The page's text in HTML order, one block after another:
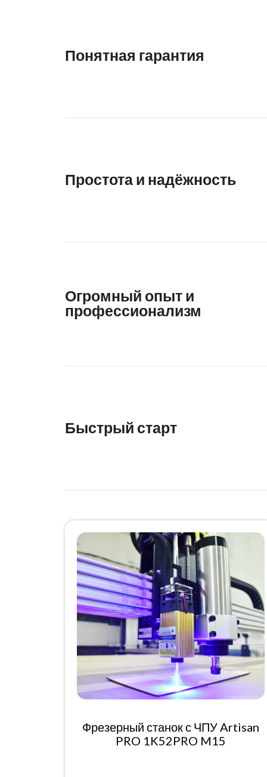
Понятная гарантия
Простота и надёжность
Огромный опыт и
профессионализм
Быстрый старт
Фрезерный станок с ЧПУ Artisan
PRO 1K52PRO M15